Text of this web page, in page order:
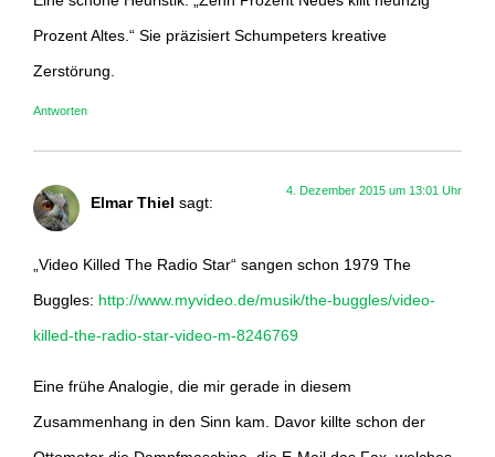
Prozent Altes.“ Sie präzisiert Schumpeters kreative
Zerstörung.
Antworten
Elmar Thiel sagt:
4. Dezember 2015 um 13:01 Uhr
„Video Killed The Radio Star“ sangen schon 1979 The
Buggles: http://www.myvideo.de/musik/the-buggles/video-
killed-the-radio-star-video-m-8246769
Eine frühe Analogie, die mir gerade in diesem
Zusammenhang in den Sinn kam. Davor killte schon der